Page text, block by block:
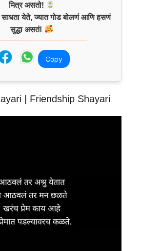
मित्र असतो!
साधता येते, ज्यात गोड बोलणं आणि हसणं
सुद्धा असतं!
Copy
| Friendship Shayari